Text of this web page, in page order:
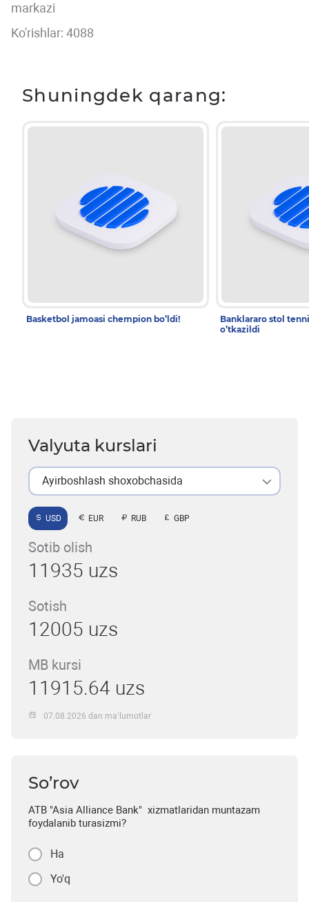
markazi
Ko'rishlar: 4088
Shuningdek qarang:
Basketbol jamoasi chempion bo’ldi!
Banklararo stol
o’tkazildi
Valyuta kurslari
Ayirboshlash shoxobchasida
USD EUR RUB GBP
Sotib olish
11935 uzs
Sotish
12005 uzs
MB kursi
11915.64 uzs
07.08.2026 dan ma’lumotlar
So’rov
ATB "Asia Alliance Bank" xizmatlaridan muntazam
foydalanib turasizmi?
Ha
Yo'q